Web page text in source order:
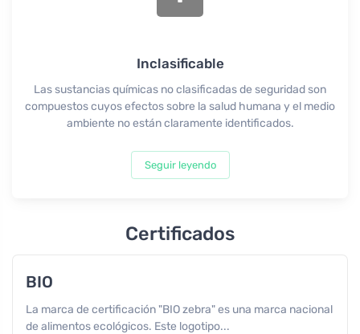
Inclasificable
Las sustancias químicas no clasificadas de seguridad son
compuestos cuyos efectos sobre la salud humana y el medio
ambiente no están claramente identificados.
Seguir leyendo
Certificados
BIO
La marca de certificación "BIO zebra" es una marca nacional
de alimentos ecológicos. Este logotipo...